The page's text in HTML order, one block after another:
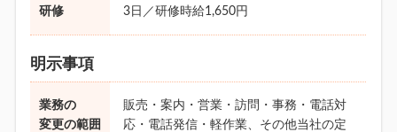
研修 3日／研修時給1,650円
明示事項
業務の
変更の範囲
販売・案内・営業・訪問・事務・電話対
応・電話発信・軽作業、その他当社の定